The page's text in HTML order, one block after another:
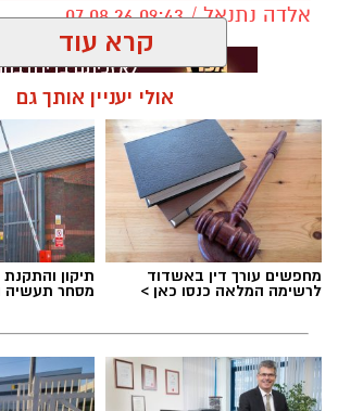
אלדה נתנאל / 09:43 07.08.26
תגים:דרושים באשדוד
קרא עוד
אולי יעניין אותך גם
מחפשים עורך דין באשדוד
לרשימה המלאה כנסו כאן >
תיקון
מסחר תעשיה